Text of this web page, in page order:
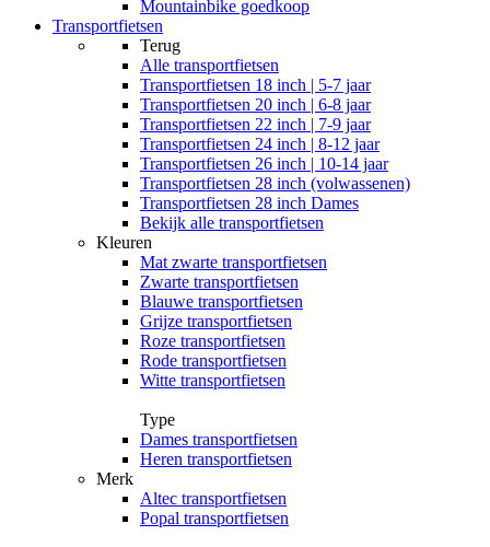
Mountainbike goedkoop
Transportfietsen
Terug
Alle transportfietsen
Transportfietsen 18 inch | 5-7 jaar
Transportfietsen 20 inch | 6-8 jaar
Transportfietsen 22 inch | 7-9 jaar
Transportfietsen 24 inch | 8-12 jaar
Transportfietsen 26 inch | 10-14 jaar
Transportfietsen 28 inch (volwassenen)
Transportfietsen 28 inch Dames
Bekijk alle transportfietsen
Kleuren
Mat zwarte transportfietsen
Zwarte transportfietsen
Blauwe transportfietsen
Grijze transportfietsen
Roze transportfietsen
Rode transportfietsen
Witte transportfietsen
Type
Dames transportfietsen
Heren transportfietsen
Merk
Altec transportfietsen
Popal transportfietsen